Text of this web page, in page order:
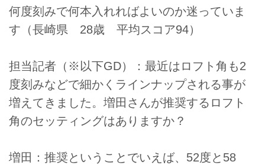
何度刻みで何本入れればよいのか迷っていま
す（長崎県 28歳 平均スコア94）
担当記者（※以下GD）：最近はロフト角も2
度刻みなどで細かくラインナップされる事が
増えてきました。増田さんが推奨するロフト
角のセッティングはありますか？
増田：推奨ということでいえば、52度と58